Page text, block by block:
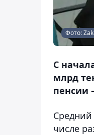
Фото:
С
млрд
пенсии
Средний
числе